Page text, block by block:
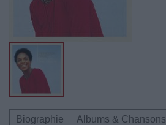
Biographie
Albums & Chansons